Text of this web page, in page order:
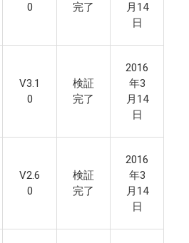
0
完了
月14
日
V3.1
0
検証
完了
2016
年3
月14
日
V2.6
0
検証
完了
2016
年3
月14
日